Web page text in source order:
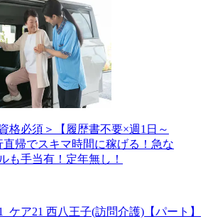
格必須＞【履歴書不要×週1日～
帰でスキマ時間に稼げる！急な
も手当有！定年無し！
ケア21 西八王子(訪問介護)【パート】